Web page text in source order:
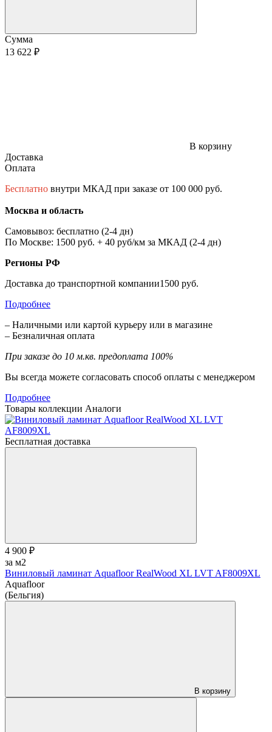
Сумма
13 622 ₽
В корзину
Доставка
Оплата
Бесплатно внутри МКАД при заказе от 100 000 руб.
Москва и область
Самовывоз: бесплатно (2-4 дн)
По Москве: 1500 руб. + 40 руб/км за МКАД (2-4 дн)
Регионы РФ
Доставка до транспортной компании1500 руб.
Подробнее
– Наличными или картой курьеру или в магазине
– Безналичная оплата
При заказе до 10 м.кв. предоплата 100%
Вы всегда можете согласовать способ оплаты с менеджером
Подробнее
Товары коллекции Аналоги
Бесплатная доставка
4 900 ₽
за м2
Виниловый ламинат Aquafloor RealWood XL LVT AF8009XL
Aquafloor
(Бельгия)
В корзину